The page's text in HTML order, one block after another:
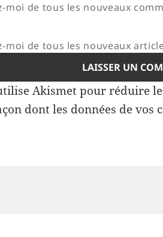
moi de tous les nouveaux
moi de tous les nouveaux
Akismet pour réduire
dont les données de vos